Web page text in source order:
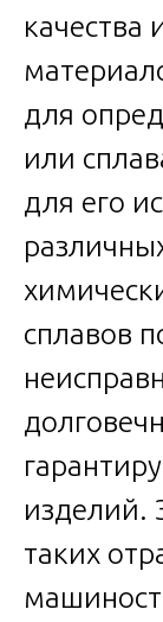
качества
для
или
для его
сплавов
изделий.
таких